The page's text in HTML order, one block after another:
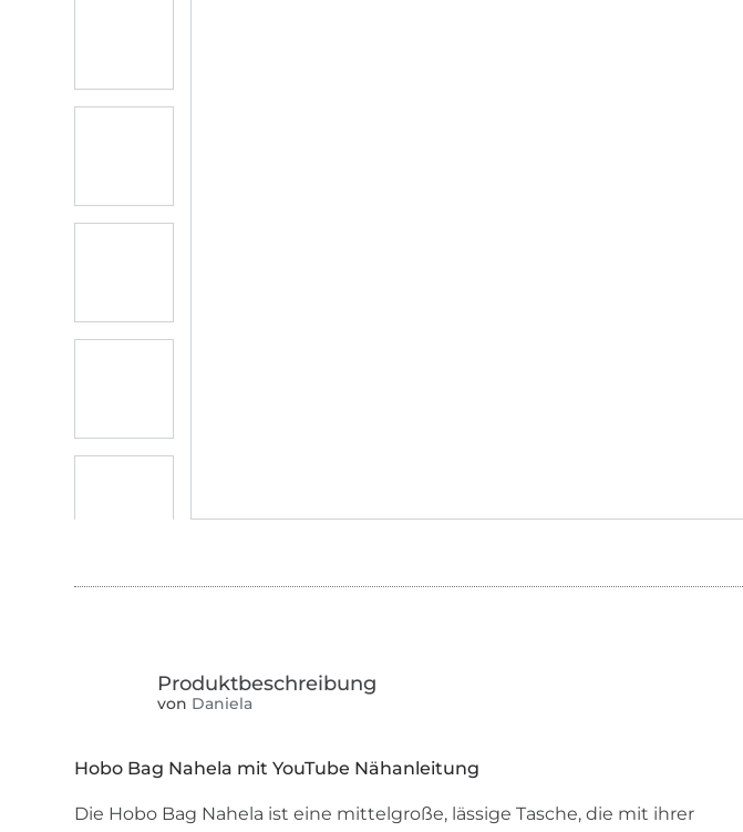
von Daniela
Hobo Bag Nahela mit YouTube Nähanleitung
Die Hobo Bag Nahela ist eine mittelgroße, lässige Tasche, die mit ihrer